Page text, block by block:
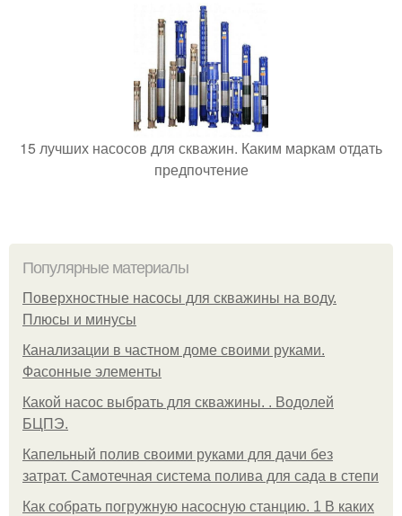
15 лучших насосов для скважин. Каким маркам отдать
предпочтение
Популярные материалы
Поверхностные насосы для скважины на воду.
Плюсы и минусы
Канализации в частном доме своими руками.
Фасонные элементы
Какой насос выбрать для скважины. . Водолей
БЦПЭ.
Капельный полив своими руками для дачи без
затрат. Самотечная система полива для сада в степи
Как собрать погружную насосную станцию. 1 В каких